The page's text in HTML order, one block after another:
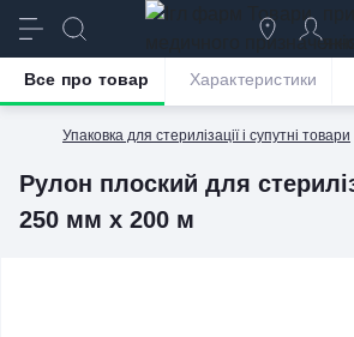
Упаковка для стерилізації і супутні товари
Рулон плоский для
250 мм х 200 м
Все про товар Характеристики